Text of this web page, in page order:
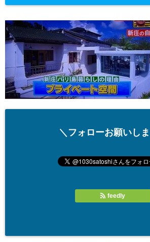
＼フォローお願いし
feedly